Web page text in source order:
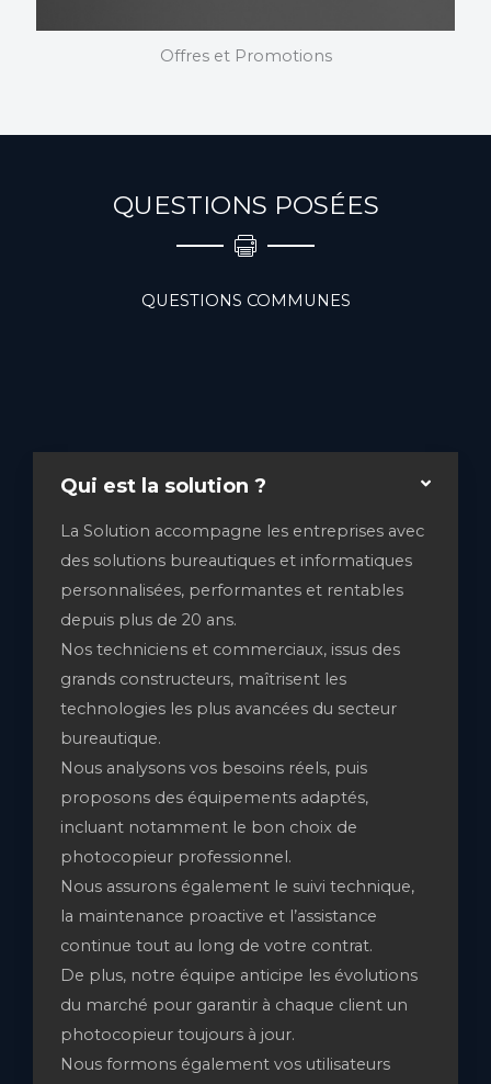
maîtrisons nos produits dans les moindres détails et
pouvons vous assister quelque soit votre domaine
d’activité.
Offres et Promotions
QUESTIONS POSÉES
QUESTIONS COMMUNES
Qui est la solution ?
La Solution accompagne les entreprises avec
des solutions bureautiques et informatiques
personnalisées, performantes et rentables
depuis plus de 20 ans.
Nos techniciens et commerciaux, issus des
grands constructeurs, maîtrisent les
technologies les plus avancées du secteur
bureautique.
Nous analysons vos besoins réels, puis
proposons des équipements adaptés,
incluant notamment le bon choix de
photocopieur professionnel.
Nous assurons également le suivi technique,
la maintenance proactive et l’assistance
continue tout au long de votre contrat.
De plus, notre équipe anticipe les évolutions
du marché pour garantir à chaque client un
photocopieur toujours à jour.
Nous formons également vos utilisateurs